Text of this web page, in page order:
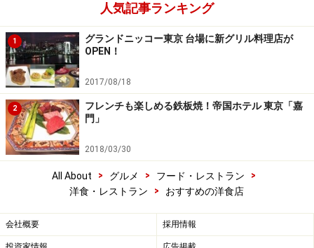
人気記事ランキング
1
グランドニッコー東京 台場に新グリル料理店が
OPEN！
2017/08/18
2
フレンチも楽しめる鉄板焼！帝国ホテル 東京「嘉
門」
2018/03/30
All About > グルメ > フード・レストラン
>
洋食・レストラン
> おすすめの洋食店
会社概要 採用情報